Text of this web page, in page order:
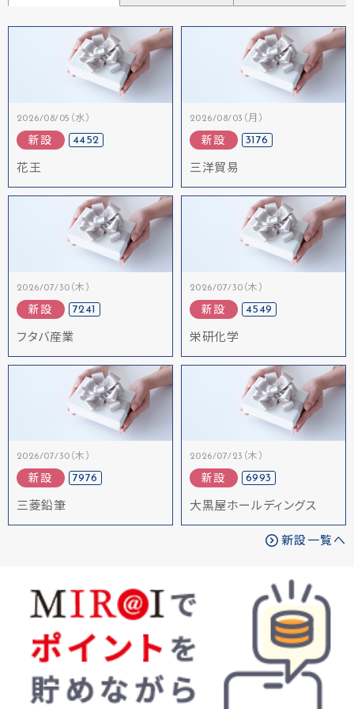
2026/08/05（水）
新設 4452
花王
2026/08/03（月）
新設 3176
三洋貿易
2026/07/30（木）
新設 7241
フタバ産業
2026/07/30（木）
新設 4549
栄研化学
2026/07/30（木）
新設 7976
三菱鉛筆
2026/07/23（木）
新設 6993
大黒屋ホールディングス
新設一覧へ